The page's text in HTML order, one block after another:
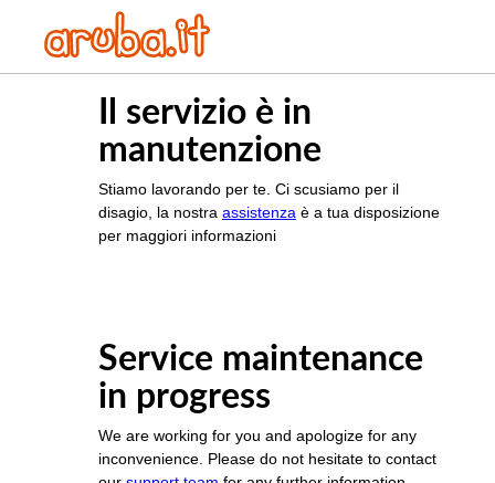
Il servizio è in
manutenzione
Stiamo lavorando per te. Ci scusiamo per il
disagio, la nostra assistenza è a tua disposizione
per maggiori informazioni
Service maintenance
in progress
We are working for you and apologize for any
inconvenience. Please do not hesitate to contact